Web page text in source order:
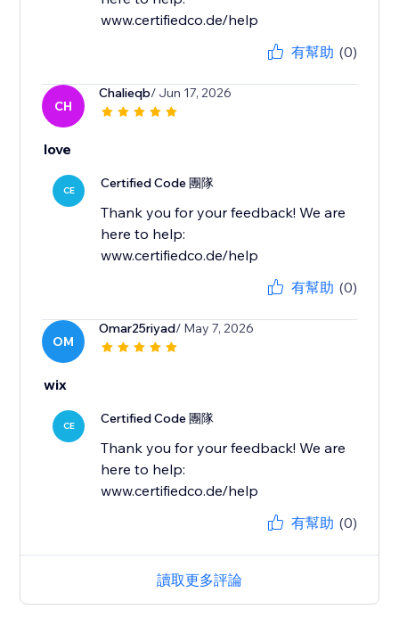
www.certifiedco.de/help
有幫助 (0)
CH
Chalieqb/ Jun 17, 2026
love
CE Certified Code 團隊
Thank you for your feedback! We are
here to help:
www.certifiedco.de/help
有幫助 (0)
OM
Omar25riyad/ May 7, 2026
wix
CE Certified Code 團隊
Thank you for your feedback! We are
here to help:
www.certifiedco.de/help
有幫助 (0)
讀取更多評論